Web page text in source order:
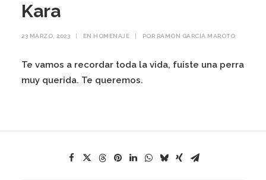
Kara
23 MARZO, 2023 | EN HOMENAJE | POR RAMÓN GARCÍA MAROTO
Te vamos a recordar toda la vida, fuiste una perra
muy querida. Te queremos.